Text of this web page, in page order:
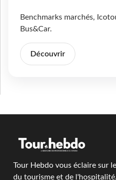
Benchmarks marchés,
Bus&Car.
Découvrir
Tour Hebdo vous éclaire sur
du tourisme et de l'hospitalité.